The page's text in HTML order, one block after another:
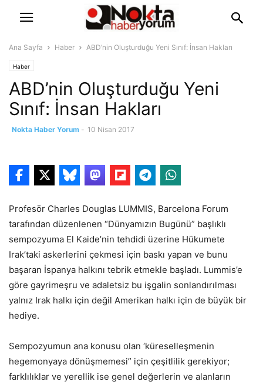
Ana Sayfa Haber ABD’nin Oluşturduğu Yeni Sınıf: İnsan Hakları
Haber
ABD’nin Oluşturduğu Yeni
Sınıf: İnsan Hakları
Nokta Haber Yorum - 10 Nisan 2017
Profesör Charles Douglas LUMMIS, Barcelona Forum
tarafından düzenlenen “Dünyamızın Bugünü” başlıklı
sempozyuma El Kaide’nin tehdidi üzerine Hükumete
Irak’taki askerlerini çekmesi için baskı yapan ve bunu
başaran İspanya halkını tebrik etmekle başladı. Lummis’e
göre gayrimeşru ve adaletsiz bu işgalin sonlandırılması
yalnız Irak halkı için değil Amerikan halkı için de büyük bir
hediye.
Sempozyumun ana konusu olan ‘küreselleşmenin
hegemonyaya dönüşmemesi” için çeşitlilik gerekiyor;
farklılıklar ve yerellik ise genel değerlerin ve alanların